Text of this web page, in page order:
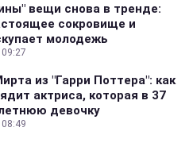
вещи снова в тренде:
сокровище и
молодежь
09:27
из "Гарри Поттера": как
актриса, которая в 37
девочку
08:49